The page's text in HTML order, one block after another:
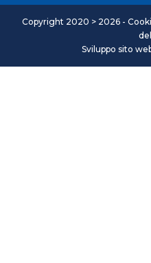
Copyright 2020 > 2026 -
Sviluppo sito